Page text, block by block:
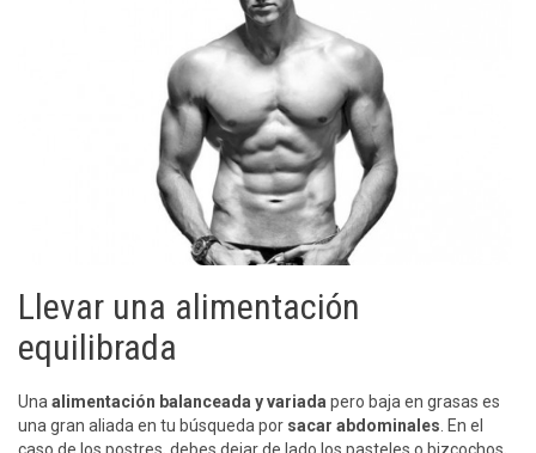
Llevar una alimentación
equilibrada
Una alimentación balanceada y variada pero baja en grasas es
una gran aliada en tu búsqueda por sacar abdominales . En el
caso de los postres, debes dejar de lado los pasteles o bizcochos,